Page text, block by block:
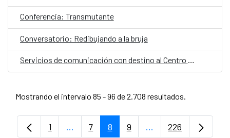
Conferencia: Transmutante
Conversatorio: Redibujando a la bruja
Servicios de comunicación con destino al Centro Cultural de España en Honduras
Mostrando el intervalo 85 - 96 de 2.708 resultados.
Página
1 ...Páginas intermedias Use TAB para
Página
7 Página
8 Página
9 ...PáginasPágina
226